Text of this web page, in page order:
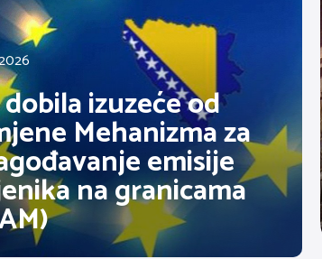
izuzeće od
Mehanizma za
emisije
na granicama